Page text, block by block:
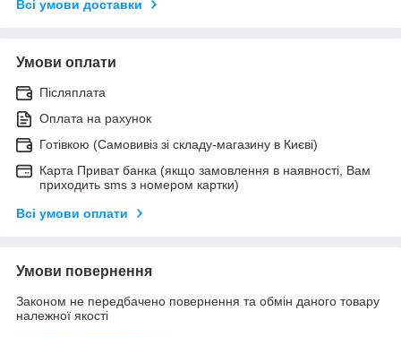
Всі умови доставки
Умови оплати
Післяплата
Оплата на рахунок
Готівкою (Самовивіз зі складу-магазину в Києві)
Карта Приват банка (якщо замовлення в наявності, Вам
приходить sms з номером картки)
Всі умови оплати
Умови повернення
Законом не передбачено повернення та обмін даного товару
належної якості